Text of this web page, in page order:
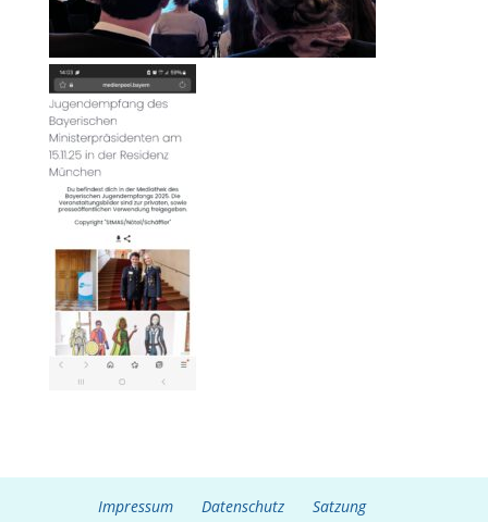
Impressum Datenschutz
Satzung